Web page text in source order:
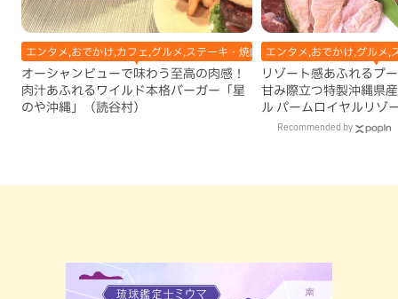
エンタメ,おでかけ,カフェ,グルメ,ステーキ・焼肉,テレビ,ハンバーガー,ホテ
オーシャンビューで味わう至高の肉感！
肉汁あふれるワイルド本格バーガー「星
のや沖縄」（読谷村）
エンタメ,おでかけ,グルメ,
リゾート感あふれるプ
甘み際立つ特製沖縄県
ル パームロイヤルリゾ
（那覇市）
Recommended by